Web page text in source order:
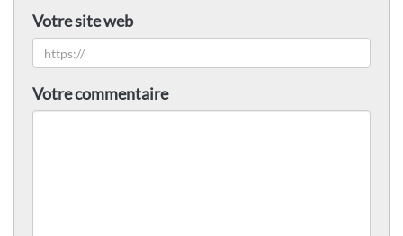
Votre site web
Votre commentaire